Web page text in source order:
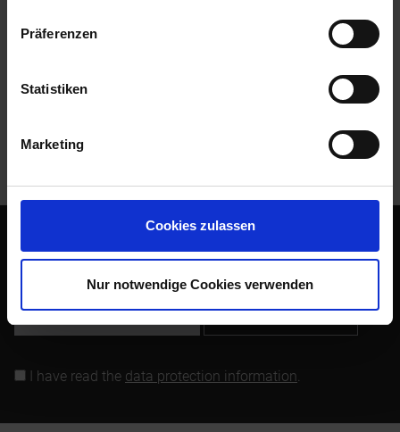
Präferenzen
Statistiken
Marketing
Cookies zulassen
Nur notwendige Cookies verwenden
Subscribe to the free newsletter and ensure that you will no
I have read the data protection information.